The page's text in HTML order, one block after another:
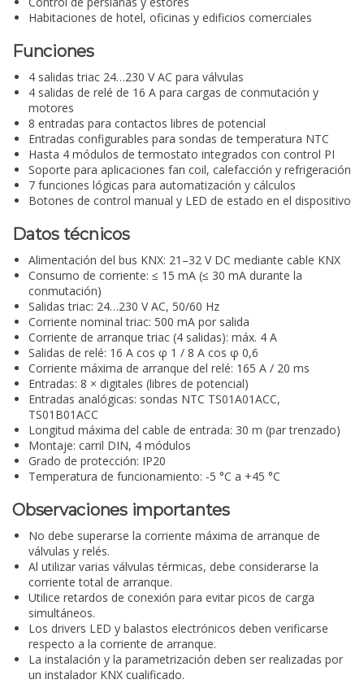
Habitaciones de hotel, oficinas y edificios comerciales
Funciones
4 salidas triac 24…230 V AC para válvulas
4 salidas de relé de 16 A para cargas de conmutación y
motores
8 entradas para contactos libres de potencial
Entradas configurables para sondas de temperatura NTC
Hasta 4 módulos de termostato integrados con control PI
Soporte para aplicaciones fan coil, calefacción y refrigeración
7 funciones lógicas para automatización y cálculos
Botones de control manual y LED de estado en el dispositivo
Datos técnicos
Alimentación del bus KNX: 21–32 V DC mediante cable KNX
Consumo de corriente: ≤ 15 mA (≤ 30 mA durante la
conmutación)
Salidas triac: 24…230 V AC, 50/60 Hz
Corriente nominal triac: 500 mA por salida
Corriente de arranque triac (4 salidas): máx. 4 A
Salidas de relé: 16 A cos φ 1 / 8 A cos φ 0,6
Corriente máxima de arranque del relé: 165 A / 20 ms
Entradas: 8 × digitales (libres de potencial)
Entradas analógicas: sondas NTC TS01A01ACC,
TS01B01ACC
Longitud máxima del cable de entrada: 30 m (par trenzado)
Montaje: carril DIN, 4 módulos
Grado de protección: IP20
Temperatura de funcionamiento: -5 °C a +45 °C
Observaciones importantes
No debe superarse la corriente máxima de arranque de
válvulas y relés.
Al utilizar varias válvulas térmicas, debe considerarse la
corriente total de arranque.
Utilice retardos de conexión para evitar picos de carga
simultáneos.
Los drivers LED y balastos electrónicos deben verificarse
respecto a la corriente de arranque.
La instalación y la parametrización deben ser realizadas por
un instalador KNX cualificado.